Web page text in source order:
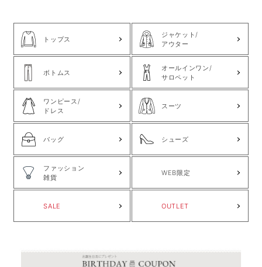
トップス
ジャケット/
アウター
ボトムス
オールインワン/
サロペット
ワンピース/
ドレス
スーツ
バッグ シューズ
ファッション
雑貨
WEB限定
SALE OUTLET